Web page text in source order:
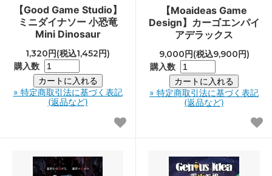
【Good Game Studio】
ミニダイナソー 小恐竜
Mini Dinosaur
1,320円(税込1,452円)
購入数
» 特定商取引法に基づく表記
(返品など)
【Moaideas Game
Design】カーゴエンパイ
アデラックス
9,000円(税込9,900円)
購入数
» 特定商取引法に基づく表記
(返品など)